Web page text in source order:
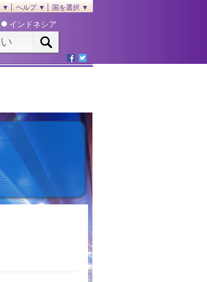
▼ ヘルプ ▼ 国を選択 ▼
インドネシア